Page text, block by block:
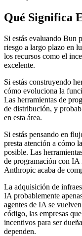
Qué Significa
Si estás evaluando Bun
riesgo a largo plazo en
los recursos como el
excelente.
Si estás construyendo
cómo evoluciona la
Las herramientas de
de distribución, y
en esta área.
Si estás pensando en
presta atención a cómo
posible. Las
de programación con
Anthropic acaba de
La adquisición de
IA probablemente
agentes de IA se
código, las empresas
incentivos para ser
dependen.